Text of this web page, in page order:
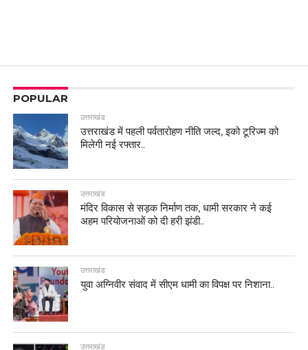
POPULAR
उत्तराखंड
उत्तराखंड में पहली पर्वतारोहण नीति जल्द, इको टूरिज्म को
मिलेगी नई रफ्तार..
उत्तराखंड
मंदिर विकास से सड़क निर्माण तक, धामी सरकार ने कई
अहम परियोजनाओं को दी हरी झंडी..
उत्तराखंड
युवा अग्निवीर संवाद में सीएम धामी का विपक्ष पर निशाना..
उत्तराखंड